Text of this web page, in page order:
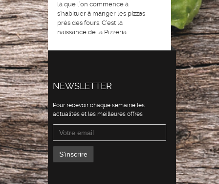
là que l’on commence à
s’habituer à manger les pizzas
près des fours. C’est la
naissance de la Pizzeria.
NEWSLETTER
Pour recevoir chaque semaine les
actualités et les meilleures offres